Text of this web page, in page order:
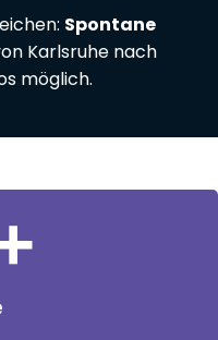
Spontane
Karlsruhe nach
möglich.